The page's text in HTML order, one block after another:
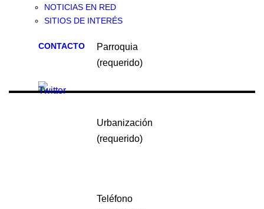
NOTICIAS EN RED
SITIOS DE INTERÉS
CONTACTO
Parroquia
(requerido)
Urbanización
(requerido)
Teléfono